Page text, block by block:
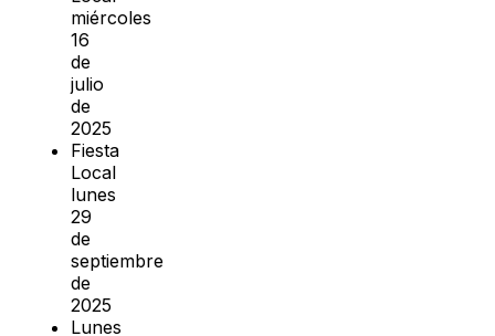
miércoles
16
de
julio
de
2025
Fiesta
Local
lunes
29
de
septiembre
de
2025
Lunes